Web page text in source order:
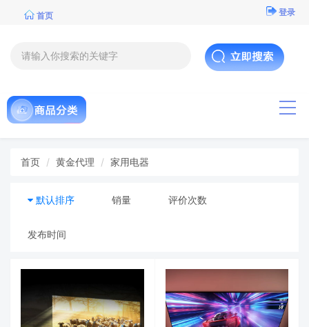
首页 登录
首页 黄金代理 家用电器
默认排序 销量 评价次数
发布时间